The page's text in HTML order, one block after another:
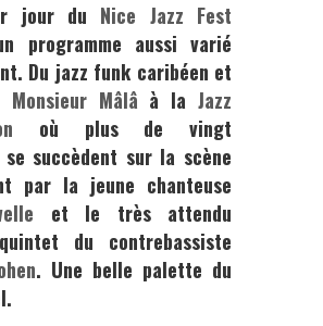
jour du Nice Jazz Fest
programme aussi varié
Du jazz funk caribéen et
Monsieur Mâlâ à laJazz
où plus de vingt
se succèdent sur la scène
par la jeune chanteuse
et le très attendu
du contrebassiste
. Une belle palette du